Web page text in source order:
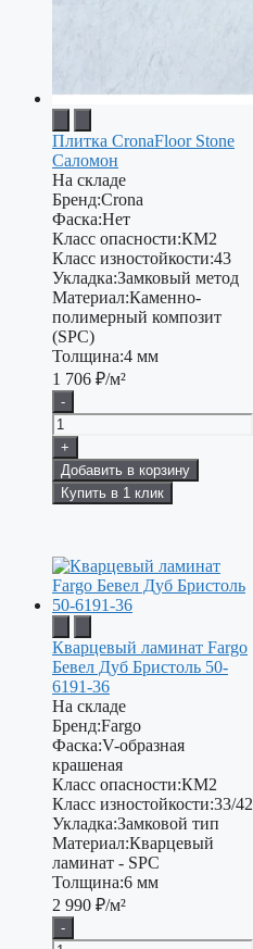
Плитка CronaFloor Stone
Саломон
На складе
Бренд:Crona
Фаска:Нет
Класс опасности:КМ2
Класс изностойкости:43
Укладка:Замковый метод
Материал:Каменно-
полимерный композит
(SPC)
Толщина:4 мм
1 706 ₽/м²
-
+
Добавить в корзину
Купить в 1 клик
Кварцевый ламинат Fargo
Бевел Дуб Бристоль 50-
6191-36
На складе
Бренд:Fargo
Фаска:V-образная
крашеная
Класс опасности:КМ2
Класс изностойкости:33/42
Укладка:Замковой тип
Материал:Кварцевый
ламинат - SPC
Толщина:6 мм
2 990 ₽/м²
-